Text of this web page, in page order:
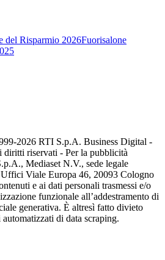
del Risparmio 2026Fuorisalone
2026 RTI S.p.A. Business Digital -
diritti riservati - Per la pubblicità
Mediaset N.V., sede legale
Uffici Viale Europa 46, 20093 Cologno
e ai dati personali trasmessi e/o
funzionale all’addestramento di
generativa. È altresì fatto divieto
di data scraping.